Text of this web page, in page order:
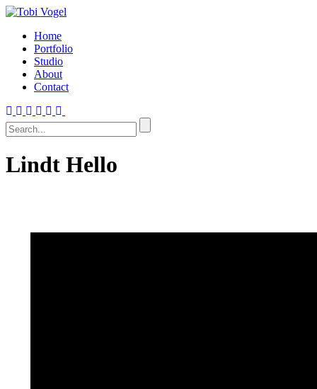
Home
Portfolio
Studio
About
Contact
Lindt Hello